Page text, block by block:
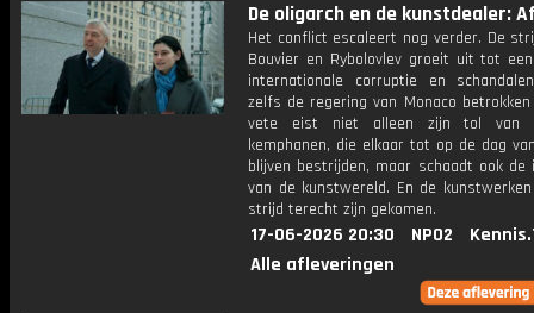
De oligarch en de kunstdealer:
Het conflict escaleert nog verder. De
Bouvier en Rybolovlev groeit uit tot
internationale corruptie en
zelfs de regering van Monaco
vete eist niet alleen zijn tol van
kemphanen, die elkaar tot op de dag
blijven bestrijden, maar schaadt ook
van de kunstwereld. En de
strijd terecht zijn gekomen.
17-06-2026 20:30 NPO2
Alle afleveringen